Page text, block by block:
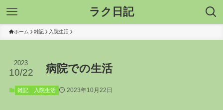
ラク日記
ホーム 雑記 入院生活
病院での生活
2023
10/22
雑記 入院生活 2023年10月22日